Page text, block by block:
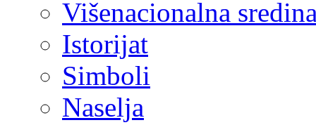
Višenacionalna
Istorijat
Simboli
Naselja